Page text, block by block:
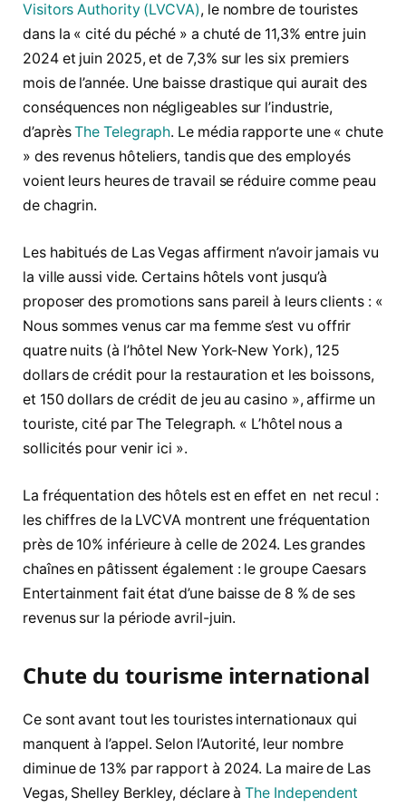
Visitors Authority (LVCVA), le nombre de touristes
dans la « cité du péché » a chuté de 11,3% entre juin
2024 et juin 2025, et de 7,3% sur les six premiers
mois de l’année. Une baisse drastique qui aurait des
conséquences non négligeables sur l’industrie,
d’aprèsThe Telegraph. Le média rapporte une « chute
» des revenus hôteliers, tandis que des employés
voient leurs heures de travail se réduire comme peau
de chagrin.
Les habitués de Las Vegas affirment n’avoir jamais vu
la ville aussi vide. Certains hôtels vont jusqu’à
proposer des promotions sans pareil à leurs clients : «
Nous sommes venus car ma femme s’est vu offrir
quatre nuits (à l’hôtel New York-New York), 125
dollars de crédit pour la restauration et les boissons,
et 150 dollars de crédit de jeu au casino », affirme un
touriste, cité par The Telegraph. « L’hôtel nous a
sollicités pour venir ici ».
La fréquentation des hôtels est en effet en net recul :
les chiffres de la LVCVA montrent une fréquentation
près de 10% inférieure à celle de 2024. Les grandes
chaînes en pâtissent également : le groupe Caesars
Entertainment fait état d’une baisse de 8 % de ses
revenus sur la période avril-juin.
Chute du tourisme international
Ce sont avant tout les touristes internationaux qui
manquent à l’appel. Selon l’Autorité, leur nombre
diminue de 13% par rapport à 2024. La maire de Las
Vegas, Shelley Berkley, déclare àThe Independent